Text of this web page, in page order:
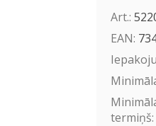
Art.:
EAN:
termiņš: